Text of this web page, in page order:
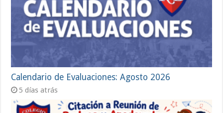
Calendario de Evaluaciones: Agosto 2026
5 días atrás